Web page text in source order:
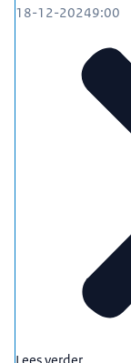
18-12-20249:00
Lees verder